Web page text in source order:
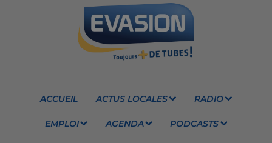
ACCUEIL ACTUS LOCALES RADIO
EMPLOI AGENDA PODCASTS